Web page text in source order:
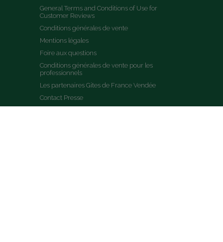
General Terms and Conditions of Use for
Customer Reviews
Conditions générales de vente
Mentions légales
Foire aux questions
Conditions générales de vente pour les
professionnels
Les partenaires Gites de France Vendée
Contact Presse